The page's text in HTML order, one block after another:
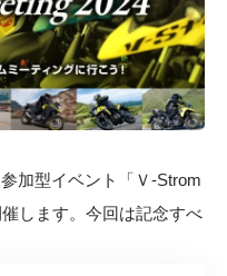
加型イベント「Ｖ-Strom
します。今回は記念すべ